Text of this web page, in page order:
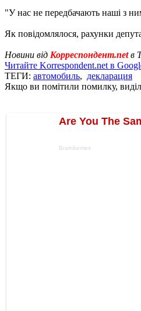
"У нас не передбачають наші з
Як повідомлялося, рахунки
Новини від Корреспондент.netв
Читайте Korrespondent.net в
ТЕГИ: автомобиль, декларация
Якщо ви помітили помилку,